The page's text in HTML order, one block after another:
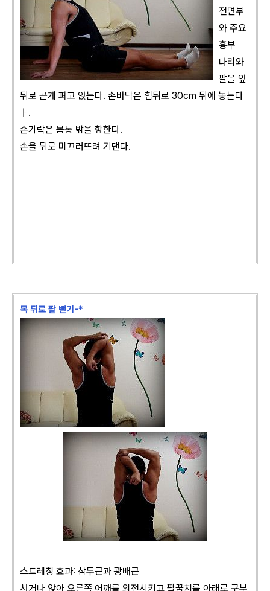
전면부
와 주요
흉부
다리와
팔을 앞
뒤로 곧게 펴고 앉는다. 손바닥은 힙뒤로 30cm 뒤에 놓는다
ㅏ.
손가락은 몸통 밖을 향한다.
손을 뒤로 미끄러뜨려 기댄다.
목 뒤로 팔 뻗기-*
스트레칭 효과: 삼두근과 광배근
서거나 앉아 오른쪽 어깨를 외전시키고 팔꿈치를 아래로 구부